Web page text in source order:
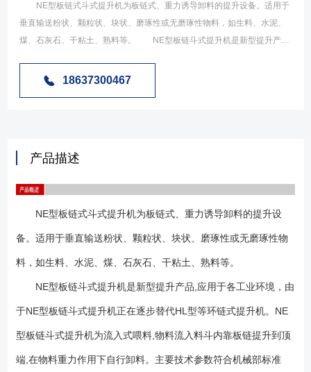
NE型板链式斗式提升机为板链式、重力诱导卸料的提升设备。适用于
垂直输送粉状、颗粒状、块状、磨琢性或无磨琢性物料，如生料、水泥、
煤、石灰石、干粘土、熟料等。 NE型板链斗式提升机是新型提升产品,
式提升机。NE型板链斗式提升机为流入式喂料,物料流入料斗内靠板链提升
系列板链式斗式提升机系流入式喂料，物料流入料斗内靠板链提升到顶
11种)，提升量广；且产能高，能耗较低，可逐步代替其他类型提升机，其
主要参数见下表。该机采用全封闭式机壳，链速低，几乎无回料现象，因
此无功功率损耗少，噪声低，寿命长。 NE系列板链斗式提升机由运行
－-由料斗和专用板式链条组成,NE30及以下采用单排链,NE50－－NE800
采用双排链。 驱动装置－－-采用多种驱动组合驱动,(依用户实际需要
上部装置－－-安装有轨道(双排链)、逆止器、卸料口装有防回料橡胶
板。 中间节－－-部分中间节装有轨道(双链),以防止链条工作中摆
动。 下部装置－－-安装有自动张紧装置。 NE型板链式提升机适
18637300467
产品描述
NE型板链式斗式提升机为板链式、重力诱导卸料的提升设
备。适用于垂直输送粉状、颗粒状、块状、磨琢性或无磨琢性物
料，如生料、水泥、煤、石灰石、干粘土、熟料等。
NE型板链斗式提升机是新型提升产品,应用于各工业环境，由
于NE型板链斗式提升机正在逐步替代HL型等环链式提升机。NE
型板链斗式提升机为流入式喂料,物料流入料斗内靠板链提升到顶
端,在物料重力作用下自行卸料。主要技术参数符合机械部标准